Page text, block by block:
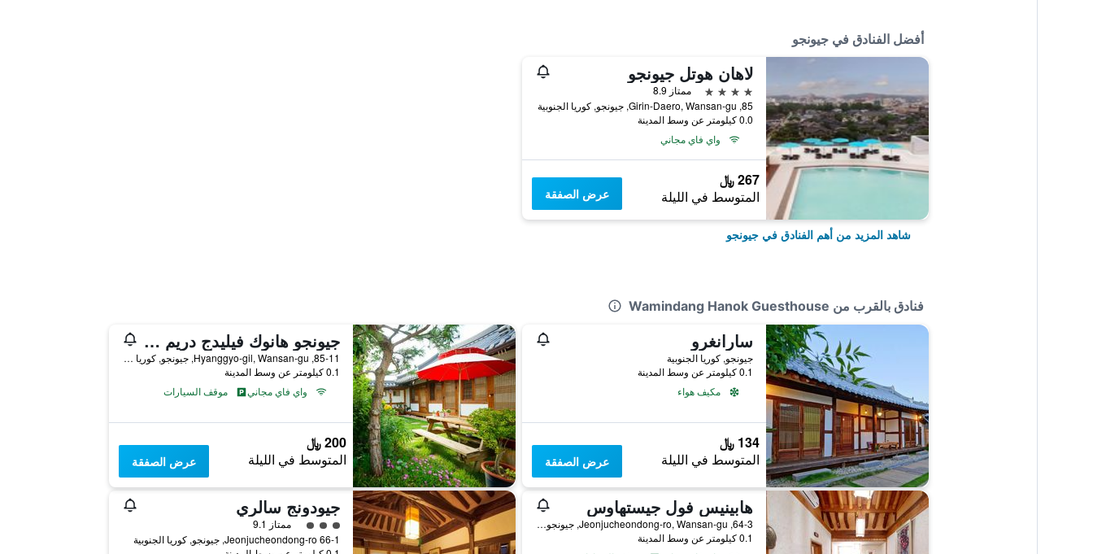
أفضل الفنادق في جيونجو
لاهان هوتل جيونجو
4 نجوم
ممتاز 8.9
85, Girin-Daero, Wansan-gu, جيونجو, كوريا الجنوبية
0.0 كيلومتر عن وسط المدينة
واي فاي مجاني
267 ﷼
المتوسط في الليلة عرض الصفقة
شاهد المزيد من أهم الفنادق في جيونجو
فنادق بالقرب من Wamindang Hanok Guesthouse
سارانغرو
جيونجو, كوريا الجنوبية
0.1 كيلومتر عن وسط المدينة
مكيف هواء
134 ﷼
المتوسط في الليلة عرض الصفقة
جيونجو هانوك فيليدج دريم هانوك ستاي
85-11, Hyanggyo-gil, Wansan-gu, جيونجو, كوريا الجنوبية
0.1 كيلومتر عن وسط المدينة
واي فاي مجاني
موقف السيارات
200 ﷼
المتوسط في الليلة عرض الصفقة
هابينيس فول جيستهاوس
64-3, Jeonjucheondong-ro, Wansan-gu, جيونجو, كوريا الجنوبية
0.1 كيلومتر عن وسط المدينة
جيودونج سالري
تقييم فئة 3ممتاز 9.1
66-1 Jeonjucheondong-ro, جيونجو, كوريا الجنوبية